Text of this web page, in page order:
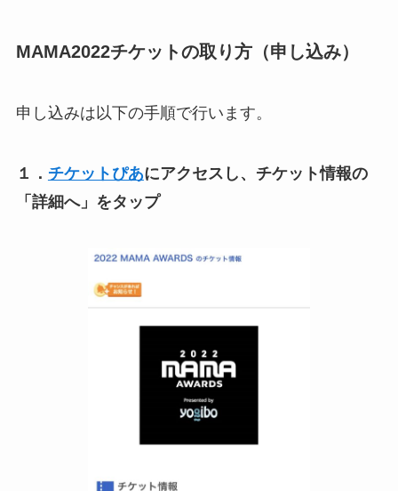
MAMA2022チケットの取り方（申し込み）
申し込みは以下の手順で行います。
１． チケットぴあにアクセスし、チケット情報の
「詳細へ」をタップ